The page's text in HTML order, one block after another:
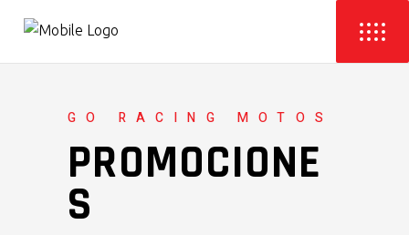
GO RACING MOTOS
PROMOCIONE
S